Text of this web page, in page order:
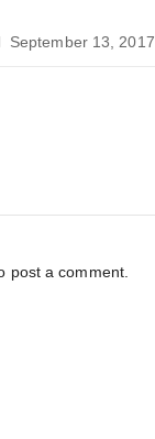
September 13, 2017
post a comment.